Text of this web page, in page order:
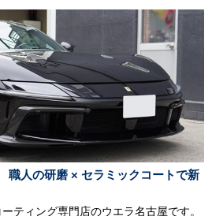
職人の研磨 × セラミックコートで新
ティング専門店のウエラ名古屋です。